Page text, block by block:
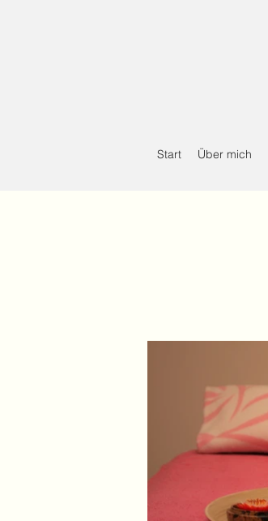
Start Über mich